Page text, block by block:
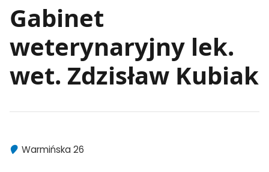
Gabinet
weterynaryjny lek.
wet. Zdzisław Kubiak
Warmińska 26